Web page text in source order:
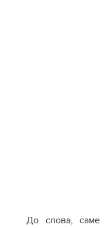
До слова, саме